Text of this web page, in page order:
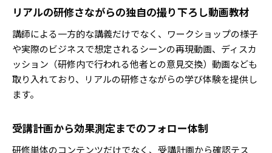
リアルの研修さながらの独自の撮り下ろし動画教材
講師による一方的な講義だけでなく、ワークショップの様子
や実際のビジネスで想定されるシーンの再現動画、ディスカ
ッション（研修内で行われる他者との意見交換）動画なども
取り入れており、リアルの研修さながらの学び体験を提供し
ます。
受講計画から効果測定までのフォロー体制
研修単体のコンテンツだけでなく、受講計画から確認テス